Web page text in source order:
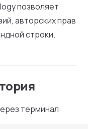
позволяет
авторских прав
строки.
терминал: